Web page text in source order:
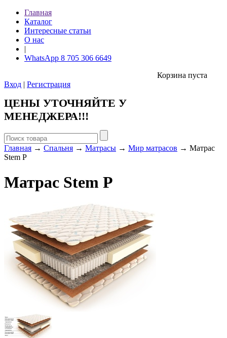
Главная
Каталог
Интересные статьи
О нас
|
WhatsApp 8 705 306 6649
Корзина пуста
Вход | Регистрация
ЦЕНЫ УТОЧНЯЙТЕ У
МЕНЕДЖЕРА!!!
Главная → Спальня → Матрасы → Мир матрасов → Матрас
Stem P
Матрас Stem P